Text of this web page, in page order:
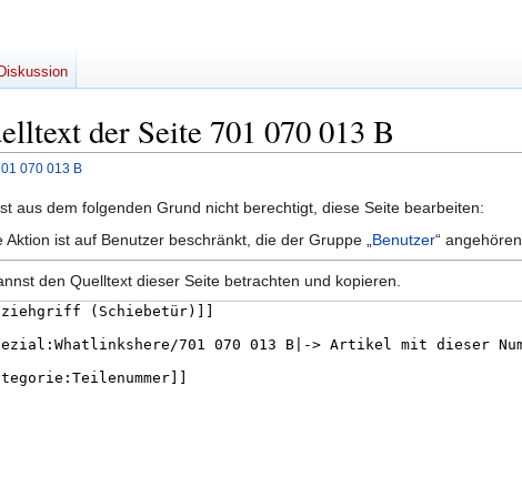
der Seite 701 070 013 B
070 013 B
aus dem folgenden Grund nicht berechtigt, diese Seite bearbeiten:
Aktion ist auf Benutzer beschränkt, die der Gruppe „ Benutzer“ angehören.
den Quelltext dieser Seite betrachten und kopieren.
Diskussion